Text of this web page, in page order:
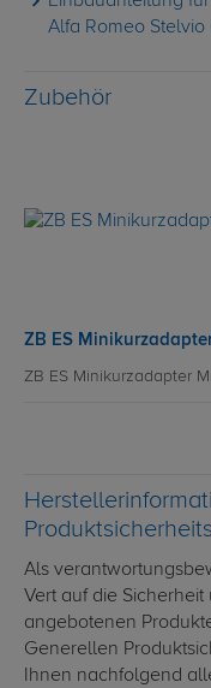
Alfa Romeo Stelvio
Zubehör
ZB ES
ZB ES Minikurzadapter
Als
Vert auf die
angebotenen
Generellen
Ihnen nachfolgend